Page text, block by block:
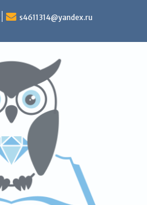
s4611314@yandex.ru